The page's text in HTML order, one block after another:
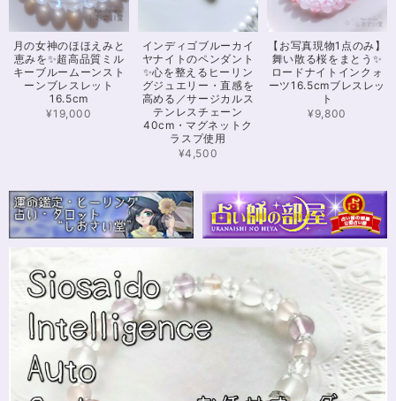
可愛いお品をありがとうございます。陽に当たるとキラキラして、とても可
愛いです！とくにシトリンの色味がとても気に入りました。まだ、気になる
ブレスレットがたくさんあったので、また購入させていただきたいと思いま
す。また親切で迅速、丁寧な対応をしてくださりありがとうございました。
さざれながら、カイヤナイトのブルーバンドやジラソールアイが見える石も
ありました きれいな石をありがとうございます⭐︎
シンデレラのパワーストーンブレスレット「夢は希むもの」✨ブルーカルセドニー16cm
ステンレス→水晶変更
2024/10/24
本日無事に、到着しました！ ワクワクしながら開封しました(*^^*) とって
もキレイな色合いで、手に取るとほんのり温かく感じ元気になる気がしま
す！リボンのメッセージも大事にします(*^^*)まさかのお名前が(芸名なの
でしょうかね？^^)同じでびっくり♡嬉しいです♡ 次回は、オーダーをお願
月の女神のほほえみと
恵みを✨超高品質ミル
キーブルームーンスト
ーンブレスレット
16.5cm
¥19,000
インディゴブルーカイ
ヤナイトのペンダント
✨心を整えるヒーリン
グジュエリー・直感を
高める／サージカルス
テンレスチェーン
40cm・マグネットク
ラスプ使用
¥4,500
【お写真現物1点のみ】
舞い散る桜をまとう✨
ロードナイトインクォ
ーツ16.5cmブレスレッ
ト
¥9,800